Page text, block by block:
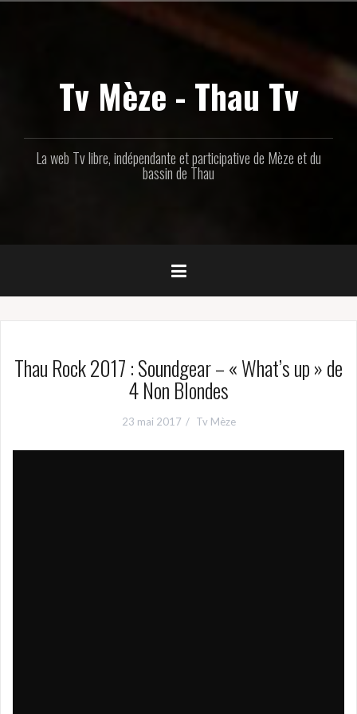
Tv Mèze - Thau Tv
La web Tv libre, indépendante et participative de Mèze et du
bassin de Thau
Thau Rock 2017 : Soundgear – « What’s up » de
4 Non Blondes
23 mai 2017 Tv Mèze